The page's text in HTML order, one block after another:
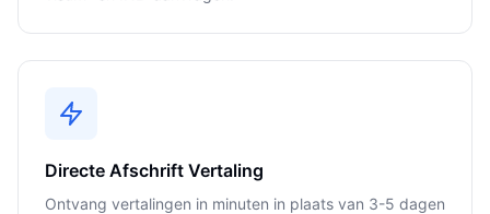
Directe Afschrift Vertaling
Ontvang vertalingen in minuten in plaats van 3-5 dagen